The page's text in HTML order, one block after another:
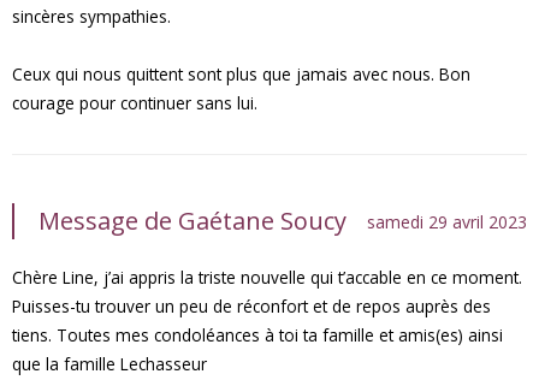
sincères sympathies.
Ceux qui nous quittent sont plus que jamais avec nous. Bon
courage pour continuer sans lui.
Message de Gaétane Soucy samedi 29 avril 2023
Chère Line, j’ai appris la triste nouvelle qui t’accable en ce moment.
Puisses-tu trouver un peu de réconfort et de repos auprès des
tiens. Toutes mes condoléances à toi ta famille et amis(es) ainsi
que la famille Lechasseur